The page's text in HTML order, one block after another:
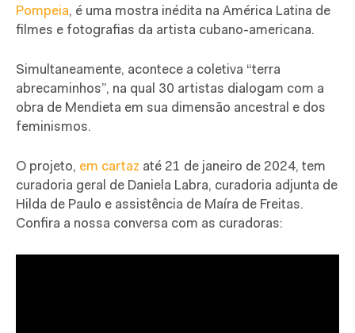
Pompeia, é uma mostra inédita na América Latina de
filmes e fotografias da artista cubano-americana.
Simultaneamente, acontece a coletiva “terra
abrecaminhos”, na qual 30 artistas dialogam com a
obra de Mendieta em sua dimensão ancestral e dos
feminismos.
O projeto, em cartaz até 21 de janeiro de 2024, tem
curadoria geral de Daniela Labra, curadoria adjunta de
Hilda de Paulo e assistência de Maíra de Freitas.
Confira a nossa conversa com as curadoras: